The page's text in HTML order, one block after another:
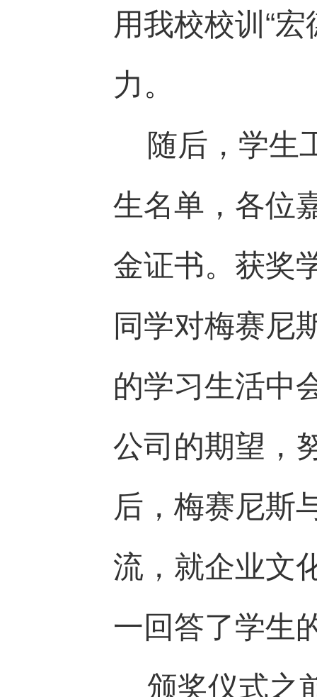
用我校校训 “宏
力。
随后，学生
生名单，各位
金证书。获奖
同学对梅赛尼
的学习生活中
公司的期望，
后，梅赛尼斯
流，就企业文
一回答了学生
颁奖仪式之